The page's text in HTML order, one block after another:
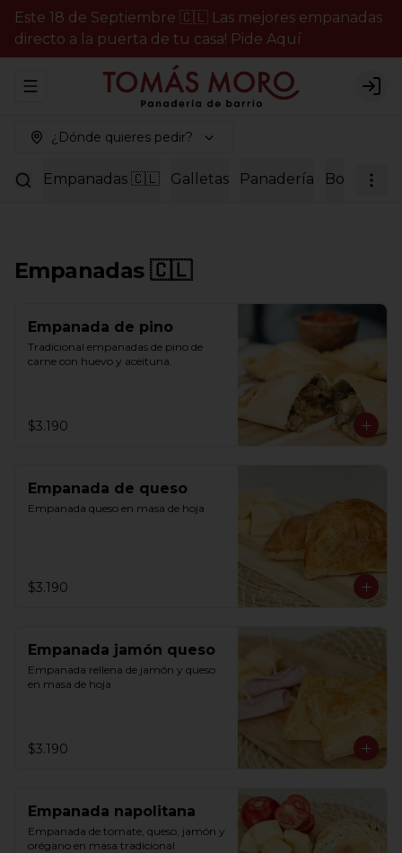
Este 18 de Septiembre 🇨🇱 Las mejores empanadas
directo a la puerta de tu casa! Pide Aquí
Abrir menu de navegación
¿Dónde quieres pedir?
Empanadas 🇨🇱 Galletas Panadería Bollería
Empanadas 🇨🇱
Empanada de pino
Tradicional empanadas de pino de
carne con huevo y aceituna.
$3.190
Empanada de queso
Empanada queso en masa de hoja
$3.190
Empanada jamón queso
Empanada rellena de jamón y queso
en masa de hoja
$3.190
Empanada napolitana
Empanada de tomate, queso, jamón y
orégano en masa tradicional